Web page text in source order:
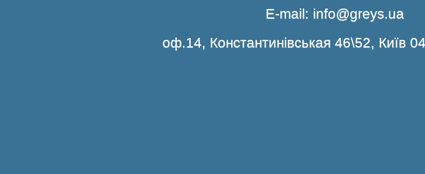
E-mail: info@greys.ua
оф.14, Константинівськая 46\52, Київ